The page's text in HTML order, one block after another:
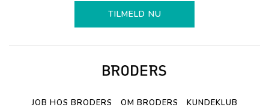
TILMELD NU
JOB HOS BRODERS OM BRODERS
KUNDEKLUB